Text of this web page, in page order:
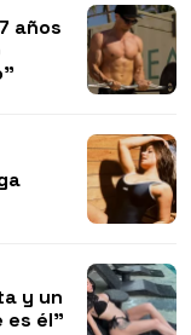
años
y un
es él"